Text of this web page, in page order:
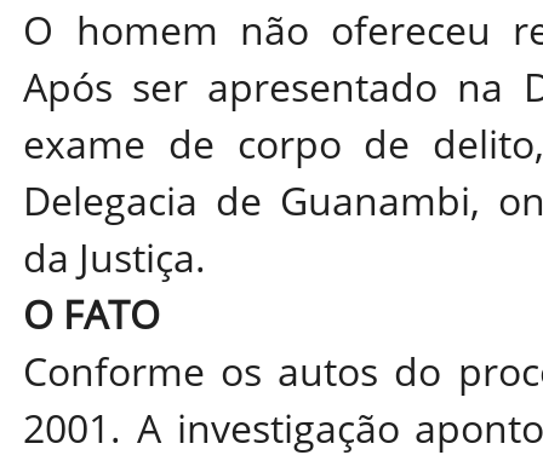
O homem não ofereceu
Após ser apresentado na
exame de corpo de
Delegacia de Guanambi,
da Justiça.
O FATO
Conforme os autos do
2001. A investigação